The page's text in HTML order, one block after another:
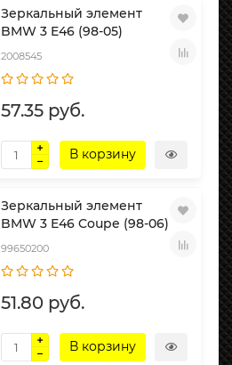
Зеркальный элемент
BMW 3 E46 (98-05)
2008545
57.35 руб.
В корзину
Зеркальный элемент
BMW 3 E46 Coupe (98-06)
99650200
51.80 руб.
В корзину